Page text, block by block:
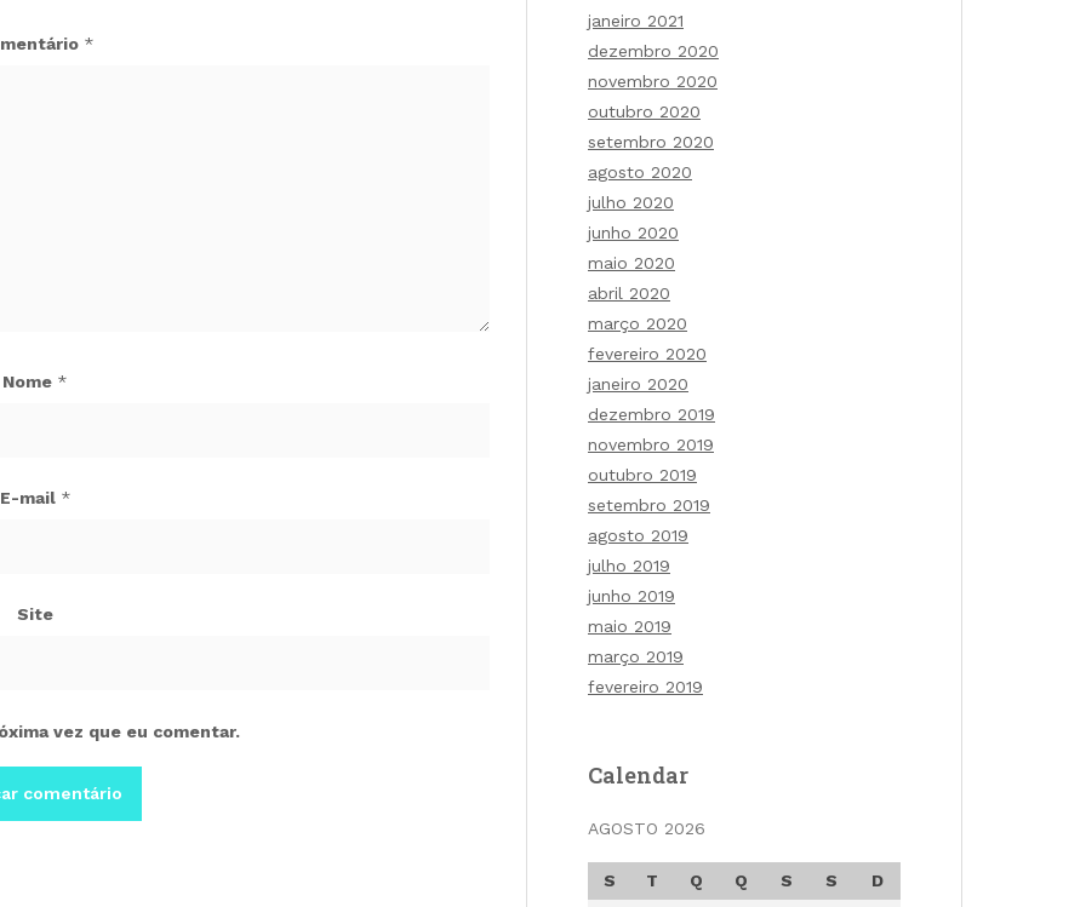
*
Nome *
E-mail *
Site
vez que eu comentar.
janeiro 2021
dezembro 2020
novembro 2020
outubro 2020
setembro 2020
agosto 2020
julho 2020
junho 2020
maio 2020
abril 2020
março 2020
fevereiro 2020
janeiro 2020
dezembro 2019
novembro 2019
outubro 2019
setembro 2019
agosto 2019
julho 2019
junho 2019
maio 2019
março 2019
fevereiro 2019
Calendar
AGOSTO 2026
S T Q Q S S
D